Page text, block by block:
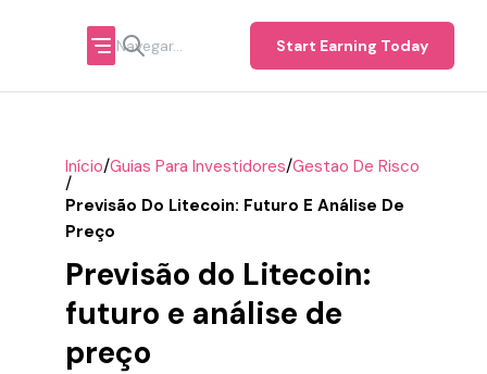
Start Earning Today
Início/Guias Para Investidores/Gestao De Risco
/
Previsão Do Litecoin: Futuro E Análise De
Preço
Previsão do Litecoin:
futuro e análise de
preço